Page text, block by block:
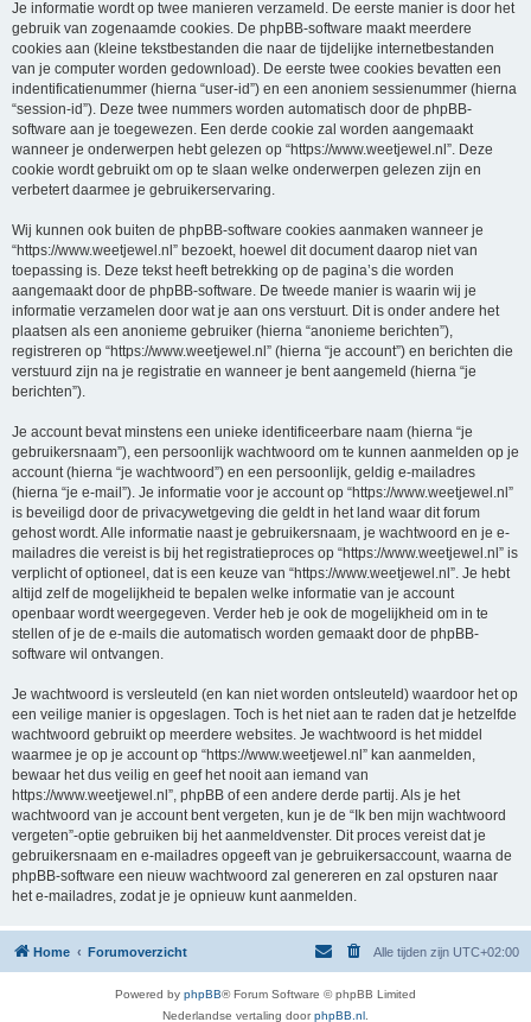
Je informatie wordt op twee manieren verzameld. De eerste manier is door het
gebruik van zogenaamde cookies. De phpBB-software maakt meerdere
cookies aan (kleine tekstbestanden die naar de tijdelijke internetbestanden
van je computer worden gedownload). De eerste twee cookies bevatten een
indentificatienummer (hierna “user-id”) en een anoniem sessienummer (hierna
“session-id”). Deze twee nummers worden automatisch door de phpBB-
software aan je toegewezen. Een derde cookie zal worden aangemaakt
wanneer je onderwerpen hebt gelezen op “https://www.weetjewel.nl”. Deze
cookie wordt gebruikt om op te slaan welke onderwerpen gelezen zijn en
verbetert daarmee je gebruikerservaring.
Wij kunnen ook buiten de phpBB-software cookies aanmaken wanneer je
“https://www.weetjewel.nl” bezoekt, hoewel dit document daarop niet van
toepassing is. Deze tekst heeft betrekking op de pagina’s die worden
aangemaakt door de phpBB-software. De tweede manier is waarin wij je
informatie verzamelen door wat je aan ons verstuurt. Dit is onder andere het
plaatsen als een anonieme gebruiker (hierna “anonieme berichten”),
registreren op “https://www.weetjewel.nl” (hierna “je account”) en berichten die
verstuurd zijn na je registratie en wanneer je bent aangemeld (hierna “je
berichten”).
Je account bevat minstens een unieke identificeerbare naam (hierna “je
gebruikersnaam”), een persoonlijk wachtwoord om te kunnen aanmelden op je
account (hierna “je wachtwoord”) en een persoonlijk, geldig e-mailadres
(hierna “je e-mail”). Je informatie voor je account op “https://www.weetjewel.nl”
is beveiligd door de privacywetgeving die geldt in het land waar dit forum
gehost wordt. Alle informatie naast je gebruikersnaam, je wachtwoord en je e-
mailadres die vereist is bij het registratieproces op “https://www.weetjewel.nl” is
verplicht of optioneel, dat is een keuze van “https://www.weetjewel.nl”. Je hebt
altijd zelf de mogelijkheid te bepalen welke informatie van je account
openbaar wordt weergegeven. Verder heb je ook de mogelijkheid om in te
stellen of je de e-mails die automatisch worden gemaakt door de phpBB-
software wil ontvangen.
Je wachtwoord is versleuteld (en kan niet worden ontsleuteld) waardoor het op
een veilige manier is opgeslagen. Toch is het niet aan te raden dat je hetzelfde
wachtwoord gebruikt op meerdere websites. Je wachtwoord is het middel
waarmee je op je account op “https://www.weetjewel.nl” kan aanmelden,
bewaar het dus veilig en geef het nooit aan iemand van
https://www.weetjewel.nl”, phpBB of een andere derde partij. Als je het
wachtwoord van je account bent vergeten, kun je de “Ik ben mijn wachtwoord
vergeten”-optie gebruiken bij het aanmeldvenster. Dit proces vereist dat je
gebruikersnaam en e-mailadres opgeeft van je gebruikersaccount, waarna de
phpBB-software een nieuw wachtwoord zal genereren en zal opsturen naar
het e-mailadres, zodat je je opnieuw kunt aanmelden.
Home Forumoverzicht Alle tijden zijn UTC+02:00
Powered by phpBB® Forum Software © phpBB Limited
Nederlandse vertaling doorphpBB.nl